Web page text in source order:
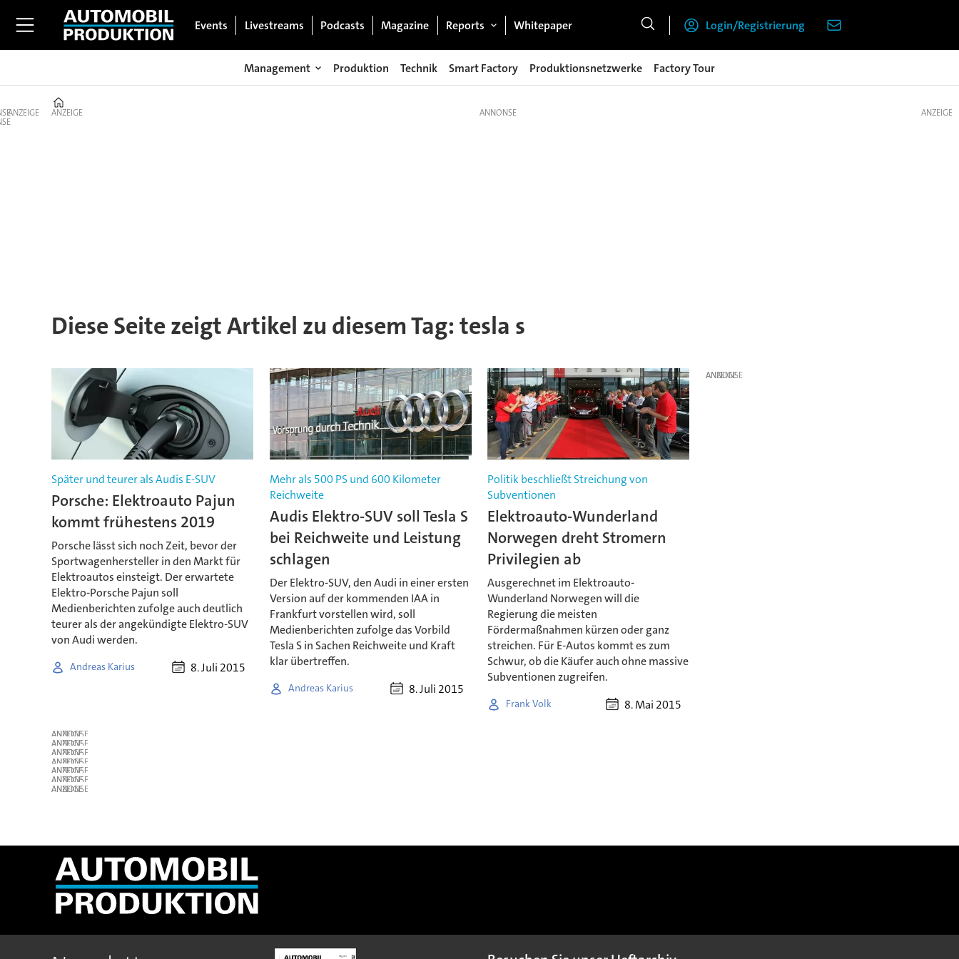
Events Livestreams Podcasts Magazine Reports Whitepaper Login/Registrierung
Management Produktion Technik Smart Factory Produktionsnetzwerke Factory Tour
ANZEIGE ANZEIGE
Diese Seite zeigt Artikel zu diesem Tag: tesla s
Später und teurer als Audis E-SUV
Porsche: Elektroauto Pajun
kommt frühestens 2019
Porsche lässt sich noch Zeit, bevor der
Sportwagenhersteller in den Markt für
Elektroautos einsteigt. Der erwartete
Elektro-Porsche Pajun soll
Medienberichten zufolge auch deutlich
teurer als der angekündigte Elektro-SUV
von Audi werden.
Andreas Karius 8. Juli 2015
Mehr als 500 PS und 600 Kilometer
Reichweite
Audis Elektro-SUV soll Tesla S
bei Reichweite und Leistung
schlagen
Der Elektro-SUV, den Audi in einer ersten
Version auf der kommenden IAA in
Frankfurt vorstellen wird, soll
Medienberichten zufolge das Vorbild
Tesla S in Sachen Reichweite und Kraft
klar übertreffen.
Andreas Karius 8. Juli 2015
Politik beschließt Streichung von
Subventionen
Elektroauto-Wunderland
Norwegen dreht Stromern
Privilegien ab
Ausgerechnet im Elektroauto-
Wunderland Norwegen will die
Regierung die meisten
Fördermaßnahmen kürzen oder ganz
streichen. Für E-Autos kommt es zum
Schwur, ob die Käufer auch ohne massive
Subventionen zugreifen.
Frank Volk 8. Mai 2015
ANZEIGE
ANZEIGE
ANZEIGE
ANZEIGE
ANZEIGE
ANZEIGE
ANZEIGE
ANZEIGE
ANZEIGE